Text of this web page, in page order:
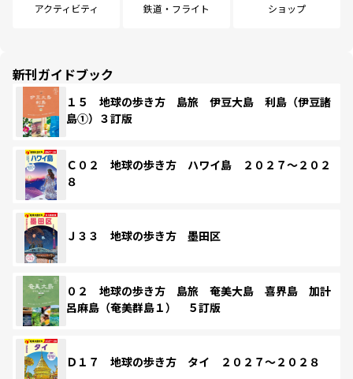
アクティビティ 鉄道・フライト ショップ
新刊ガイドブック
１５ 地球の歩き方 島旅 伊豆大島 利島（伊豆諸
島①）３訂版
Ｃ０２ 地球の歩き方 ハワイ島 ２０２７～２０２
８
Ｊ３３ 地球の歩き方 墨田区
０２ 地球の歩き方 島旅 奄美大島 喜界島 加計
呂麻島（奄美群島１） ５訂版
Ｄ１７ 地球の歩き方 タイ ２０２７～２０２８